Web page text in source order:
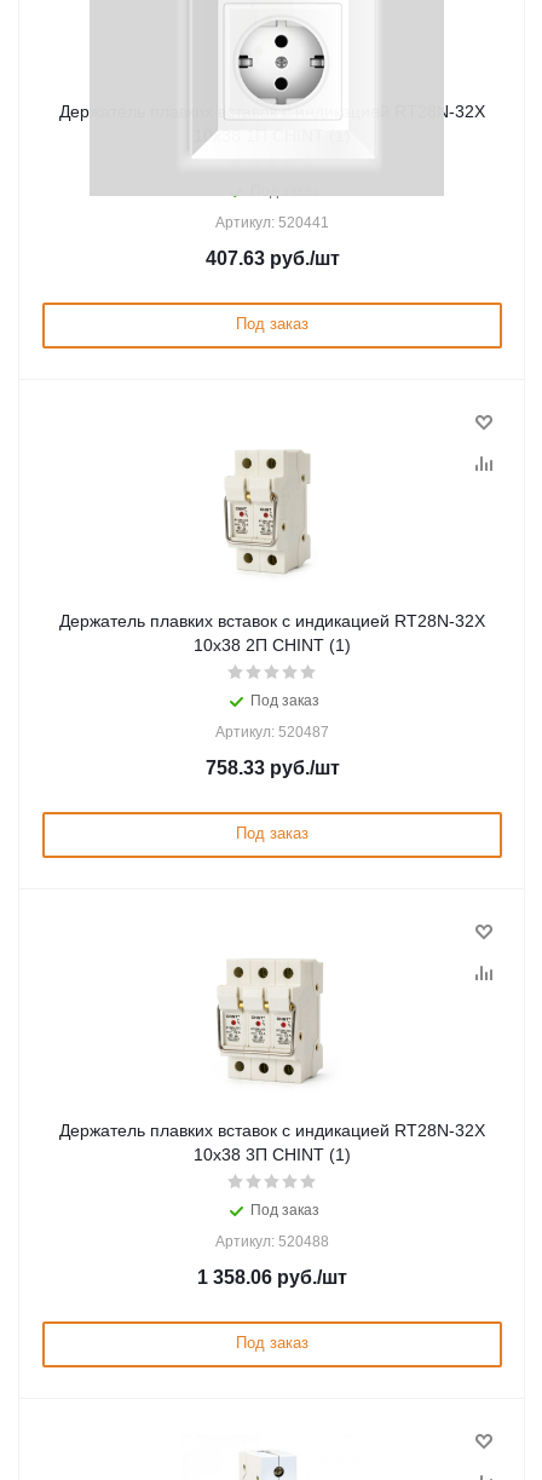
Держатель плавких вставок с индикацией RT28N-32X
Артикул: 520441
407.63руб./шт
Под заказ
Держатель плавких вставок с индикацией RT28N-32X
10х38 2П CHINT (1)
Под заказ
Артикул: 520487
758.33руб./шт
Под заказ
Держатель плавких вставок с индикацией RT28N-32X
10х38 3П CHINT (1)
Под заказ
Артикул: 520488
1 358.06 руб./шт
Под заказ